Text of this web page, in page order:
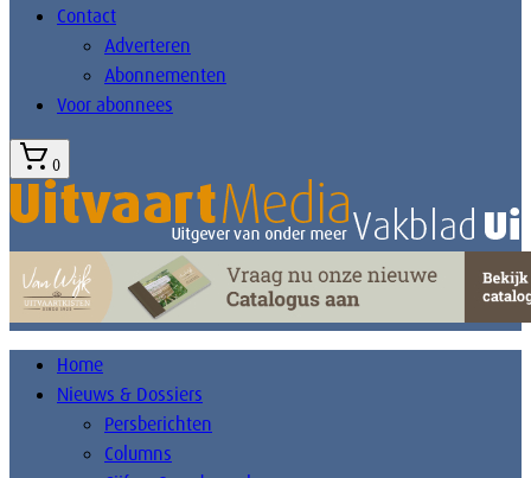
Contact
Adverteren
Abonnementen
Voor abonnees
0
Home
Nieuws & Dossiers
Persberichten
Columns